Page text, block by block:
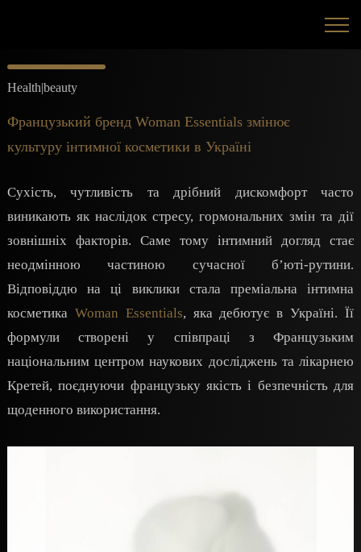
Health|beauty
Французький бренд Woman Essentials змінює
культуру інтимної косметики в Україні
Сухість, чутливість та дрібний дискомфорт часто
виникають як наслідок стресу, гормональних змін та дії
зовнішніх факторів. Саме тому інтимний догляд стає
неодмінною частиною сучасної б’юті-рутини.
Відповіддю на ці виклики стала преміальна інтимна
косметика Woman Essentials, яка дебютує в Україні. Її
формули створені у співпраці з Французьким
національним центром наукових досліджень та лікарнею
Кретей, поєднуючи французьку якість і безпечність для
щоденного використання.